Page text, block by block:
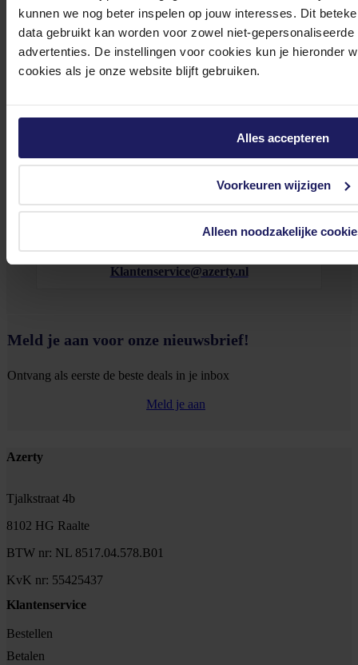
kunnen we nog beter inspelen op jouw interesses. Dit
data gebruikt kan worden voor zowel niet-
advertenties. De instellingen voor cookies kun je hieronder
cookies als je onze website blijft gebruiken.
Alles accepteren
Voorkeuren wijzigen
Alleen noodzakelijke
Bekijk onze veelgestelde vragen
0572 328 120
Klantenservice@azerty.nl
Meld je aan voor onze nieuwsbrief!
Ontvang als eerste de beste deals in je inbox
Meld je aan
Footer
Azerty
Tjalkstraat 4b
8102 HG Raalte
BTW nr: NL 8517.04.578.B01
KvK nr: 55425437
Klantenservice
Bestellen
Betalen